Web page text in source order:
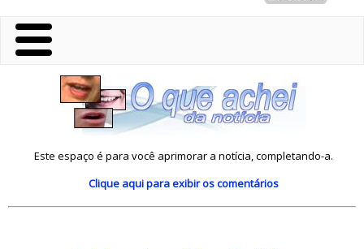
Este espaço é para você aprimorar a notícia, completando-a.
Clique aquipara exibir os comentários